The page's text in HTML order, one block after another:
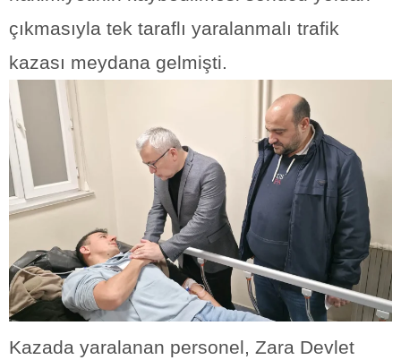
çıkmasıyla tek taraflı yaralanmalı trafik
kazası meydana gelmişti.
Kazada yaralanan personel, Zara Devlet